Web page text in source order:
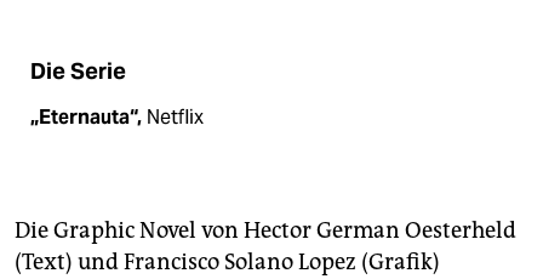
Die Serie
„Eternauta“, Netflix
Die Graphic Novel von Hector German Oesterheld
(Text) und Francisco Solano Lopez (Grafik)